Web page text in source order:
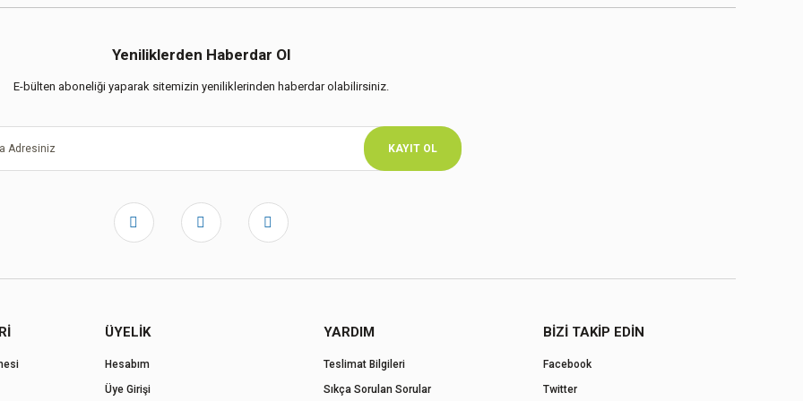
Yeniliklerden Haberdar Ol
E-bülten aboneliği yaparak sitemizin yeniliklerinden haberdar olabilirsiniz.
KAYIT OL
ÜYELİK
Hesabım
Üye Girişi
YARDIM
Teslimat Bilgileri
Sıkça Sorulan Sorular
BİZİ TAKİP EDİN
Facebook
Twitter